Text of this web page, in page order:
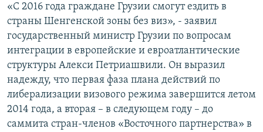
поиску
НАГОРНЫЙ КАРАБАХ
КУЛЬТУРА
СПОРТ
АРХИВ
Հայերեն
English
«С 2016 года граждане Грузии смогут ездить в
страны Шенгенской зоны без виз», - заявил
государственный министр Грузии по вопросам
интеграции в европейские и евроатлантические
структуры Алекси Петриашвили. Он выразил
надежду, что первая фаза плана действий по
либерализации визового режима завершится летом
2014 года, а вторая – в следующем году – до
саммита стран-членов «Восточного партнерства» в